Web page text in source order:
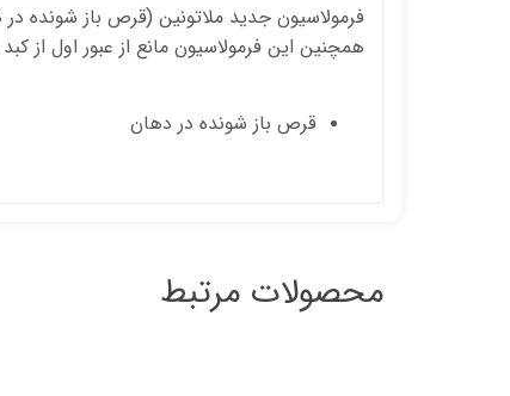
فرمولاسیون جدید ملاتونین (قرص باز شونده در دهان) باعث افزایش جذب ملاتونین تا
همچنین این فرمولاسیون مانع از عبور اول از
قرص باز شونده در دهان
محصولات مرتبط